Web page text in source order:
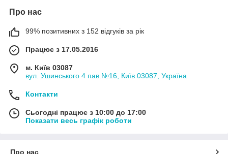
Про нас
99% позитивних з 152 відгуків за рік
Працює з 17.05.2016
м. Київ 03087
вул. Ушинського 4 пав.№16, Київ 03087, Україна
Контакти
Сьогодні працює з 10:00 до 17:00
Показати весь графік роботи
Про нас